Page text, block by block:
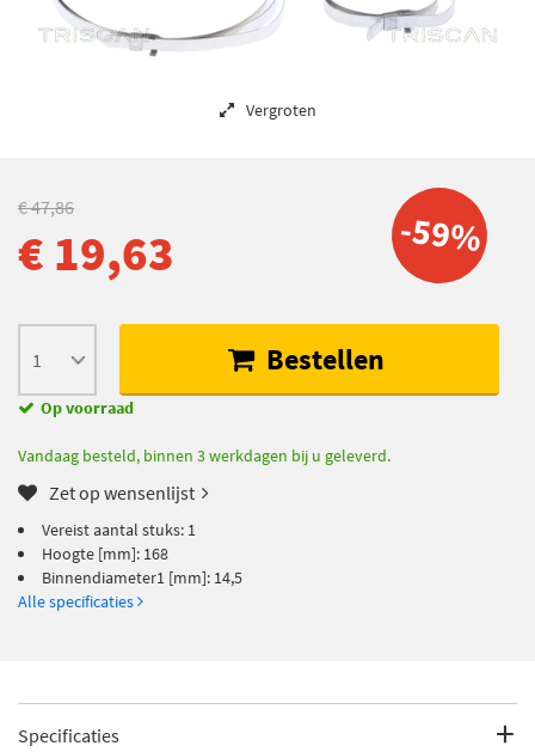
Vergroten
-59%
€ 47,86
€ 19,63
Bestellen
Op voorraad
Vandaag besteld, binnen 3 werkdagen bij u geleverd.
Zet op wensenlijst
Vereist aantal stuks: 1
Hoogte [mm]: 168
Binnendiameter1 [mm]: 14,5
Alle specificaties
Specificaties